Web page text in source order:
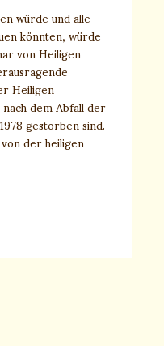
würde und alle
könnten, würde
von Heiligen
Heiligen
dem Abfall der
gestorben sind.
der heiligen